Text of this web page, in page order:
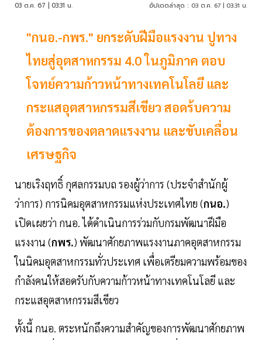
03 ต.ค. 67 | 03:31 น. อัปเดตล่าสุด : 03 ต.ค. 67 | 03:31 น.
"กนอ.-กพร." ยกระดับฝีมือแรงงาน ปูทาง
ไทยสู่อุตสาหกรรม 4.0 ในภูมิภาค ตอบ
โจทย์ความก้าวหน้าทางเทคโนโลยี และ
กระแสอุตสาหกรรมสีเขียว สอดร้บความ
ต้องการของตลาดแรงงาน และขับเคลื่อน
เศรษฐกิจ
นายเริงฤทธิ์ กุศลกรรมบถ รองผู้ว่าการ (ประจำสำนักผู้
ว่าการ) การนิคมอุตสาหกรรมแห่งประเทศไทย (กนอ.)
เปิดเผยว่า กนอ. ได้ดำเนินการร่วมกับกรมพัฒนาฝีมือ
แรงงาน (กพร.) พัฒนาศักยภาพแรงงานภาคอุตสาหกรรม
ในนิคมอุตสาหกรรมทั่วประเทศ เพื่อเตรียมความพร้อมของ
กำลังคนให้สอดรับกับความก้าวหน้าทางเทคโนโลยี และ
กระแสอุตสาหกรรมสีเขียว
ทั้งนี้ กนอ. ตระหนักถึงความสำคัญของการพัฒนาศักยภาพ